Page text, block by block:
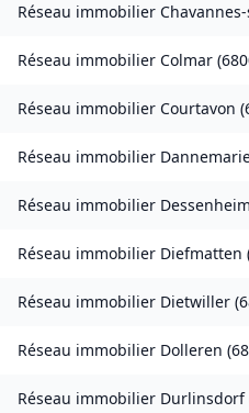
Réseau immobilier
Réseau immobilier Colmar (
Réseau immobilier Courtavon (
Réseau immobilier
Réseau immobilier Dessenheim
Réseau immobilier Diefmatten
Réseau immobilier Dietwiller (
Réseau immobilier Dolleren (
Réseau immobilier Durlinsdorf